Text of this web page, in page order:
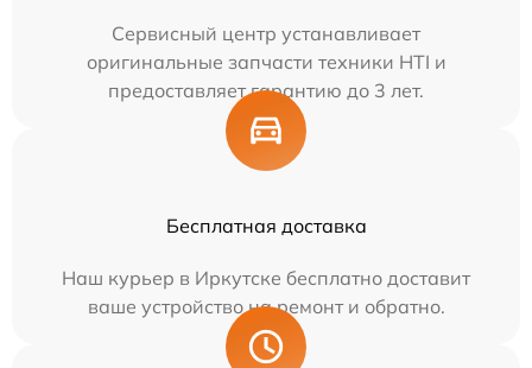
Сервисный центр устанавливает
оригинальные запчасти техники HTI и
предоставляет гарантию до 3 лет.
Бесплатная доставка
Наш курьер в Иркутске бесплатно доставит
ваше устройство на ремонт и обратно.